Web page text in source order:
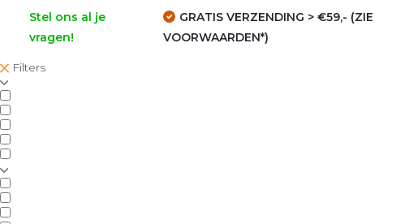
Stel ons al je
vragen!
GRATIS VERZENDING > €59,- (ZIE
VOORWAARDEN*)
Filters